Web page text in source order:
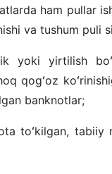
ham pullar
va tushum puli
yoki yirtilish
qogʻoz
banknotlar;
toʻkilgan, tabiiy